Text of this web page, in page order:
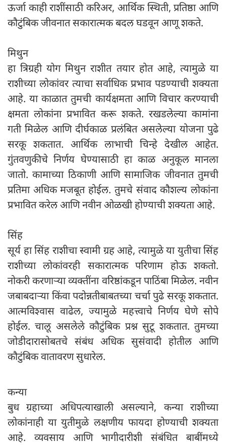
ऊर्जा काही राशींसाठी करिअर, आर्थिक स्थिती, प्रतिष्ठा आणि
कौटुंबिक जीवनात सकारात्मक बदल घडवून आणू शकते.
मिथुन
हा त्रिग्रही योग मिथुन राशीत तयार होत आहे, त्यामुळे या
राशीच्या लोकांवर त्याचा सर्वाधिक प्रभाव पडण्याची शक्यता
आहे. या काळात तुमची कार्यक्षमता आणि विचार करण्याची
क्षमता लोकांना प्रभावित करू शकते. रखडलेल्या कामांना
गती मिळेल आणि दीर्घकाळ प्रलंबित असलेल्या योजना पुढे
सरकू शकतात. आर्थिक लाभाची चिन्हे देखील आहेत.
गुंतवणुकीचे निर्णय घेण्यासाठी हा काळ अनुकूल मानला
जातो. कामाच्या ठिकाणी आणि सामाजिक जीवनात तुमची
प्रतिमा अधिक मजबूत होईल. तुमचे संवाद कौशल्य लोकांना
प्रभावित करेल आणि नवीन ओळखी होण्याची शक्यता आहे.
सिंह
सूर्य हा सिंह राशीचा स्वामी ग्रह आहे, त्यामुळे या युतीचा सिंह
राशीच्या लोकांवरही सकारात्मक परिणाम होऊ शकतो.
नोकरी करणाऱ्या व्यक्तींना वरिष्ठांकडून पाठिंबा मिळेल. नवीन
जबाबदाऱ्या किंवा पदोन्नतीबाबतच्या चर्चा पुढे सरकू शकतात.
आत्मविश्वास वाढेल, ज्यामुळे महत्त्वाचे निर्णय घेणे सोपे
होईल. चालू असलेले कौटुंबिक प्रश्न सुटू शकतात. तुमच्या
जोडीदारासोबतचे संबंध अधिक सुसंवादी होतील आणि
कौटुंबिक वातावरण सुधारेल.
कन्या
बुध ग्रहाच्या अधिपत्याखाली असल्याने, कन्या राशीच्या
लोकांनाही या युतीमुळे लक्षणीय फायदा होण्याची शक्यता
आहे. व्यवसाय आणि भागीदारीशी संबंधित बाबींमध्ये